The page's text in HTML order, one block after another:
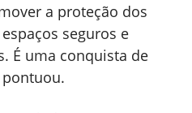
a proteção dos
seguros e
É uma conquista de